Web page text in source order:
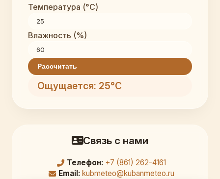
Температура (°C)
Влажность (%)
Рассчитать
Ощущается: 25°C
Связь с нами
Телефон: +7 (861) 262-4161
Email: kubmeteo@kubanmeteo.ru